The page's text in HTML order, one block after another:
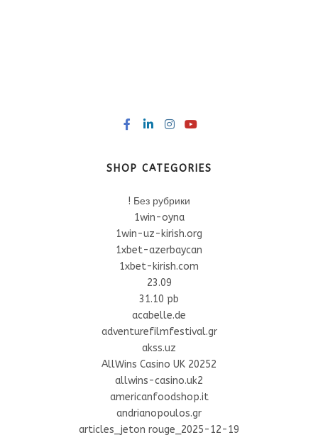
SHOP CATEGORIES
! Без рубрики
1win-oyna
1win-uz-kirish.org
1xbet-azerbaycan
1xbet-kirish.com
23.09
31.10 pb
acabelle.de
adventurefilmfestival.gr
akss.uz
AllWins Casino UK 20252
allwins-casino.uk2
americanfoodshop.it
andrianopoulos.gr
articles_jeton rouge_2025-12-19